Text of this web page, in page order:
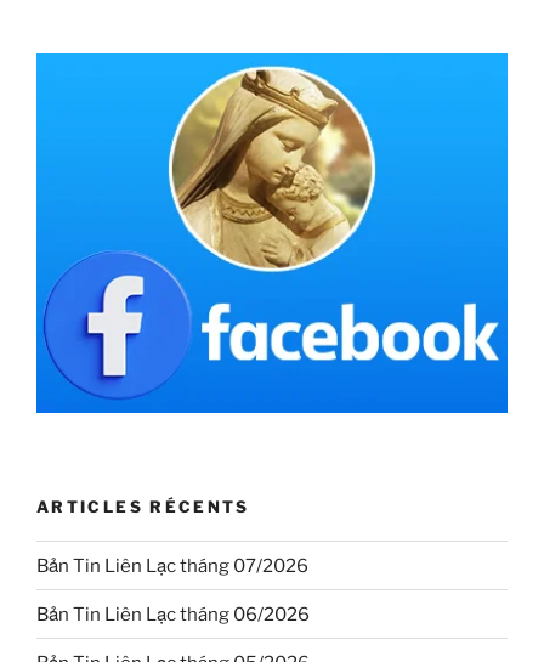
ARTICLES RÉCENTS
Bản Tin Liên Lạc tháng 07/2026
Bản Tin Liên Lạc tháng 06/2026